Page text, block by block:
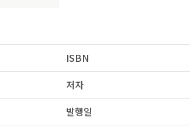
ISBN
저자
발행일